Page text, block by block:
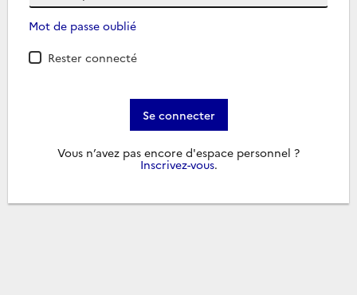
Mot de passe oublié
Rester connecté
Se connecter
Vous n’avez pas encore d'espace personnel ?
Inscrivez-vous.